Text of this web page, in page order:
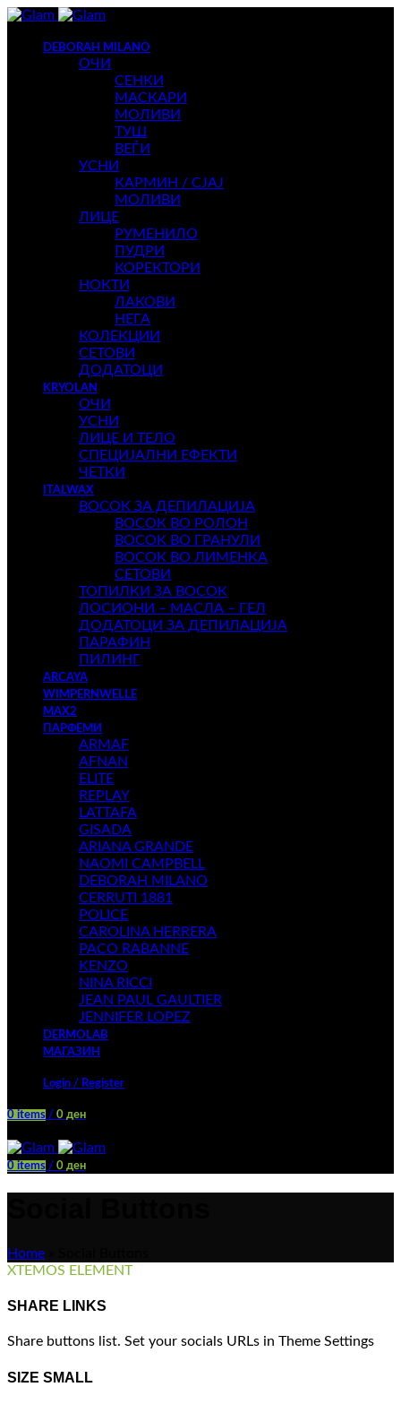
DEBORAH MILANO
ОЧИ
СЕНКИ
МАСКАРИ
МОЛИВИ
ТУШ
ВЕЃИ
УСНИ
КАРМИН / СЈАЈ
МОЛИВИ
ЛИЦЕ
РУМЕНИЛО
ПУДРИ
КОРЕКТОРИ
НОКТИ
ЛАКОВИ
НЕГА
КОЛЕКЦИИ
СЕТОВИ
ДОДАТОЦИ
KRYOLAN
ОЧИ
УСНИ
ЛИЦЕ И ТЕЛО
СПЕЦИЈАЛНИ ЕФЕКТИ
ЧЕТКИ
ITALWAX
ВОСОК ЗА ДЕПИЛАЦИЈА
ВОСОК ВО РОЛОН
ВОСОК ВО ГРАНУЛИ
ВОСОК ВО ЛИМЕНКА
СЕТОВИ
ТОПИЛКИ ЗА ВОСОК
ЛОСИОНИ – МАСЛА – ГЕЛ
ДОДАТОЦИ ЗА ДЕПИЛАЦИЈА
ПАРАФИН
ПИЛИНГ
ARCAYA
WIMPERNWELLE
MAX2
ПАРФЕМИ
ARMAF
AFNAN
ELITE
REPLAY
LATTAFA
GISADA
ARIANA GRANDE
NAOMI CAMPBELL
DEBORAH MILANO
CERRUTI 1881
POLICE
CAROLINA HERRERA
PACO RABANNE
KENZO
NINA RICCI
JEAN PAUL GAULTIER
JENNIFER LOPEZ
DERMOLAB
МАГАЗИН
Login / Register
0 items / 0 ден
0 items / 0 ден
Home
XTEMOS ELEMENT
SHARE LINKS
Share buttons list. Set your socials URLs in Theme Settings
SIZE SMALL